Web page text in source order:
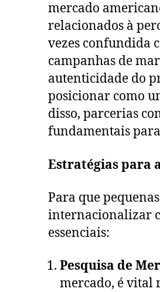
mercado
relacionados à
vezes confundida
campanhas de
autenticidade do
posicionar como
disso, parcerias
fundamentais para
Estratégias para
Para que
internacionalizar
essenciais:
Pesquisa de
mercado, é vital